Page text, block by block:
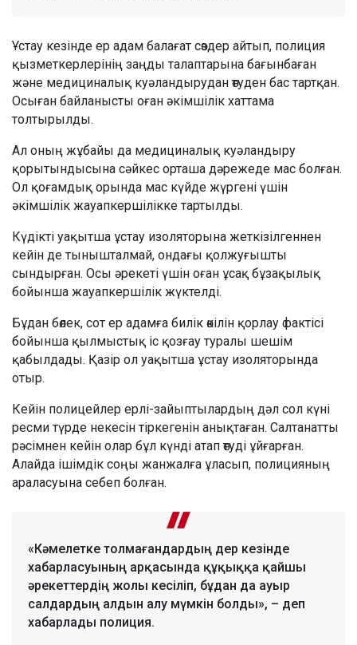
Ұстау кезінде ер адам балағат сөздер айтып, полиция
қызметкерлерінің заңды талаптарына бағынбаған
және медициналық куәландырудан өтуден бас тартқан.
Осыған байланысты оған әкімшілік хаттама
толтырылды.
Ал оның жұбайы да медициналық куәландыру
қорытындысына сәйкес орташа дәрежеде мас болған.
Ол қоғамдық орында мас күйде жүргені үшін
әкімшілік жауапкершілікке тартылды.
Күдікті уақытша ұстау изоляторына жеткізілгеннен
кейін де тынышталмай, ондағы қолжуғышты
сындырған. Осы әрекеті үшін оған ұсақ бұзақылық
бойынша жауапкершілік жүктелді.
Бұдан бөлек, сот ер адамға билік өкілін қорлау фактісі
бойынша қылмыстық іс қозғау туралы шешім
қабылдады. Қазір ол уақытша ұстау изоляторында
отыр.
Кейін полицейлер ерлі-зайыптылардың дәл сол күні
ресми түрде некесін тіркегенін анықтаған. Салтанатты
рәсімнен кейін олар бұл күнді атап өтуді ұйғарған.
Алайда ішімдік соңы жанжалға ұласып, полицияның
араласуына себеп болған.
«Кәмелетке толмағандардың дер кезінде
хабарласуының арқасында құқыққа қайшы
әрекеттердің жолы кесіліп, бұдан да ауыр
салдардың алдын алу мүмкін болды», – деп
хабарлады полиция.